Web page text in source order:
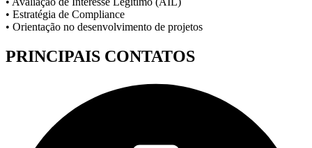
• Estratégia de Compliance
• Orientação no desenvolvimento de projetos
PRINCIPAIS CONTATOS